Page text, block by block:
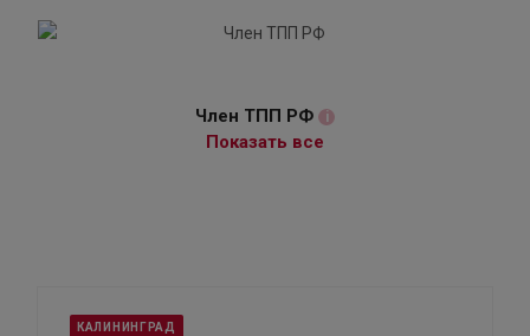
Член ТПП РФ i
Показать все
КАЛИНИНГРАД